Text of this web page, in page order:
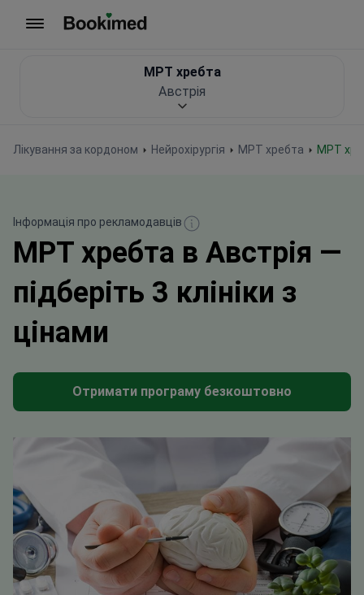
Лікування за кордоном Нейрохірургія МРТ хребта МРТ
МРТ хребта
Австрія
Інформація про рекламодавців
МРТ хребта в Австрія —
підберіть 3 клініки з
цінами
Отримати програму безкоштовно